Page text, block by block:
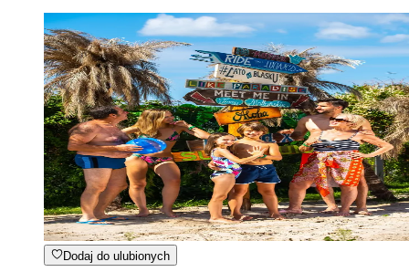
Dodaj do ulubionych